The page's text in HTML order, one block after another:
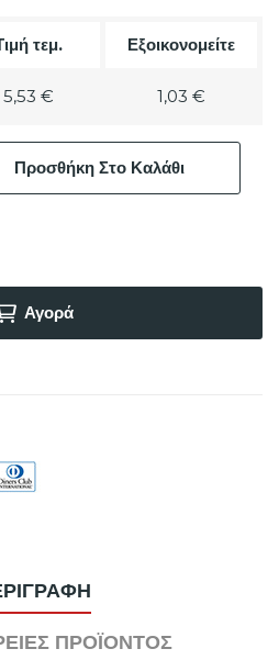
τεμ. Εξοικονομείτε
5,53 € 1,03 €
Προσθήκη Στο Καλάθι
Αγορά
ΠΡΟΪΌΝΤΟΣ